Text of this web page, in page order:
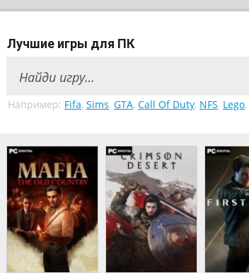
Лучшие игры для ПК
Например: Fifa, Sims, GTA, Call Of Duty, NFS, Lego,